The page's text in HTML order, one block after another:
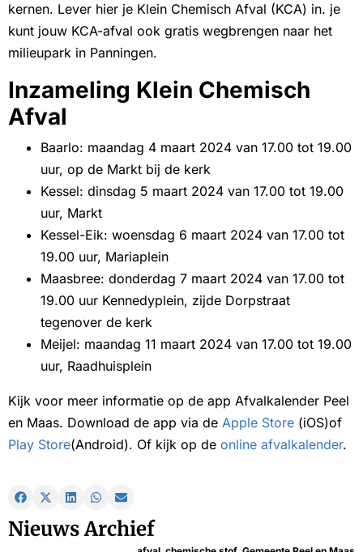
kernen. Lever hier je Klein Chemisch Afval (KCA) in. je
kunt jouw KCA-afval ook gratis wegbrengen naar het
milieupark in Panningen.
Inzameling Klein Chemisch
Afval
Baarlo: maandag 4 maart 2024 van 17.00 tot 19.00
uur, op de Markt bij de kerk
Kessel: dinsdag 5 maart 2024 van 17.00 tot 19.00
uur, Markt
Kessel-Eik: woensdag 6 maart 2024 van 17.00 tot
19.00 uur, Mariaplein
Maasbree: donderdag 7 maart 2024 van 17.00 tot
19.00 uur Kennedyplein, zijde Dorpstraat
tegenover de kerk
Meijel: maandag 11 maart 2024 van 17.00 tot 19.00
uur, Raadhuisplein
Kijk voor meer informatie op de app Afvalkalender Peel
en Maas. Download de app via de Apple Store (iOS)of
Play Store(Android). Of kijk op de online afvalkalender.
Nieuws Archief